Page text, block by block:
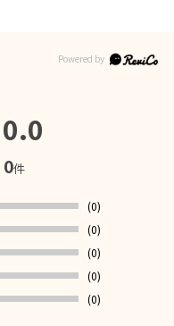
0.0
0件
(0)
(0)
(0)
(0)
(0)